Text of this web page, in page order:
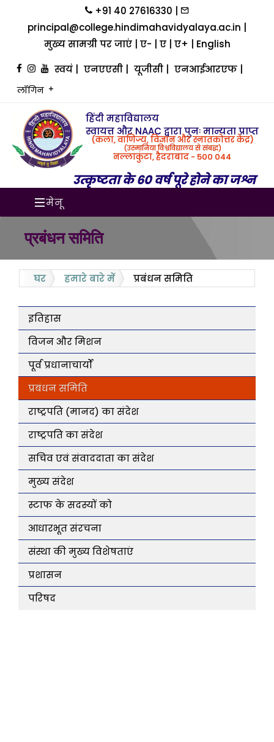
+91 40 27616330 |
principal@college.hindimahavidyalaya.ac.in |
मुख्य सामग्री पर जाएं
ए- ए ए+
English
स्वयं
एनएएसी यूजीसी एनआईआरएफ
लॉगिन
हिंदी महाविद्यालय
स्वायत्त और NAAC द्वारा पुनः मान्यता प्राप्त
(कला, वाणिज्य, विज्ञान और स्नातकोत्तर केंद्र)
(उस्मानिया विश्वविद्यालय से संबद्ध)
नल्लाकुंटा, हैदराबाद - 500 044
उत्कृष्टता के 60 वर्ष पूरे होने का जश्न
मेनू
प्रबंधन समिति
घर हमारे बारे में प्रबंधन समिति
इतिहास
विजन और मिशन
पूर्व प्रधानाचार्यों
प्रबंधन समिति
राष्ट्रपति (मानद) का संदेश
राष्ट्रपति का संदेश
सचिव एवं संवाददाता का संदेश
मुख्य संदेश
स्टाफ के सदस्यों को
आधारभूत संरचना
संस्था की मुख्य विशेषताएं
प्रशासन
परिषद